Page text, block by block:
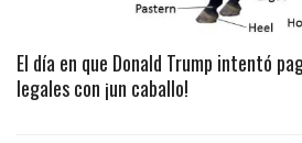
El día en que Donald Trump intentó
legales con ¡un caballo!